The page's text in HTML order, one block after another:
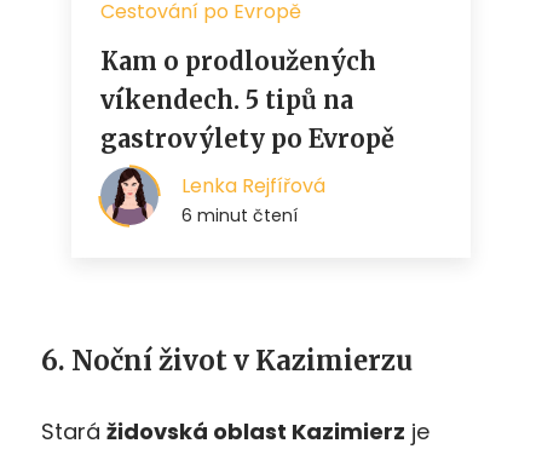
6. Noční život v Kazimierzu
Stará židovská oblast Kazimierz je